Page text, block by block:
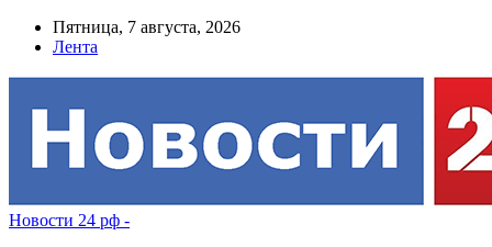
Пятница, 7 августа, 2026
Лента
Новости 24 рф -